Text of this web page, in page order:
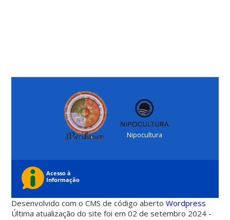
Nipocultura
Desenvolvido com o CMS de código abertoWordpress
Última atualização do site foi em 02 de setembro 2024 -